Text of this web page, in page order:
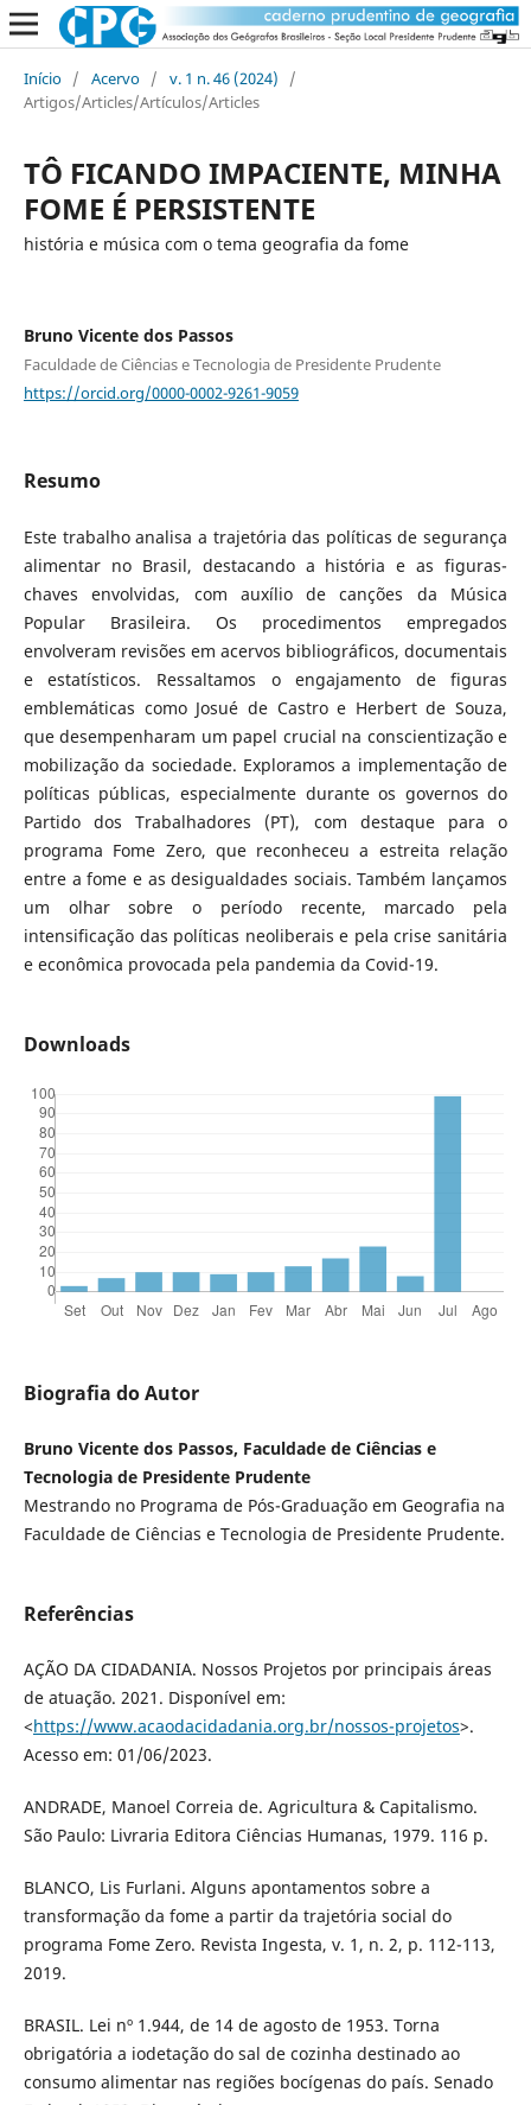
Início / Acervo / v. 1 n. 46 (2024)
/
Artigos/Articles/Artículos/Articles
TÔ FICANDO IMPACIENTE, MINHA
FOME É PERSISTENTE
história e música com o tema geografia da fome
Bruno Vicente dos Passos
Faculdade de Ciências e Tecnologia de Presidente Prudente
https://orcid.org/0000-0002-9261-9059
Resumo
Este trabalho analisa a trajetória das políticas de segurança
alimentar no Brasil, destacando a história e as figuras-
chaves envolvidas, com auxílio de canções da Música
Popular Brasileira. Os procedimentos empregados
envolveram revisões em acervos bibliográficos, documentais
e estatísticos. Ressaltamos o engajamento de figuras
emblemáticas como Josué de Castro e Herbert de Souza,
que desempenharam um papel crucial na conscientização e
mobilização da sociedade. Exploramos a implementação de
políticas públicas, especialmente durante os governos do
Partido dos Trabalhadores (PT), com destaque para o
programa Fome Zero, que reconheceu a estreita relação
entre a fome e as desigualdades sociais. Também lançamos
um olhar sobre o período recente, marcado pela
intensificação das políticas neoliberais e pela crise sanitária
e econômica provocada pela pandemia da Covid-19.
Downloads
Biografia do Autor
Bruno Vicente dos Passos, Faculdade de Ciências e
Tecnologia de Presidente Prudente
Mestrando no Programa de Pós-Graduação em Geografia na
Faculdade de Ciências e Tecnologia de Presidente Prudente.
Referências
AÇÃO DA CIDADANIA. Nossos Projetos por principais áreas
de atuação. 2021. Disponível em:
<https://www.acaodacidadania.org.br/nossos-projetos>.
Acesso em: 01/06/2023.
ANDRADE, Manoel Correia de. Agricultura & Capitalismo.
São Paulo: Livraria Editora Ciências Humanas, 1979. 116 p.
BLANCO, Lis Furlani. Alguns apontamentos sobre a
transformação da fome a partir da trajetória social do
programa Fome Zero. Revista Ingesta, v. 1, n. 2, p. 112-113,
2019.
BRASIL. Lei nº 1.944, de 14 de agosto de 1953. Torna
obrigatória a iodetação do sal de cozinha destinado ao
consumo alimentar nas regiões bocígenas do país. Senado